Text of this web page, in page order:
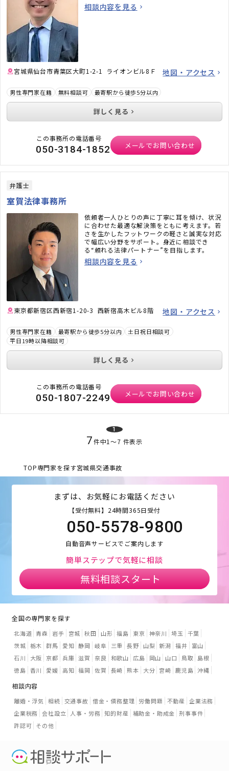
相談内容を見る
宮城県仙台市青葉区大町1-2-1 ライオンビル8Ｆ 地図・アクセス
男性専門家在籍 無料相談可 最寄駅から徒歩5分以内
詳しく見る
この事務所の電話番号
050-3184-1852 メールでお問い合わせ
弁護士
室賀法律事務所
依頼者一人ひとりの声に丁寧に耳を傾け、状況
に合わせた最適な解決策をともに考えます。若
さを生かしたフットワークの軽さと誠実な対応
で幅広い分野をサポート。身近に相談でき
る“頼れる法律パートナー”を目指します。
相談内容を見る
東京都新宿区西新宿1-20-3 西新宿高木ビル8階 地図・アクセス
男性専門家在籍 最寄駅から徒歩5分以内
土日祝日相談可
平日19時以降相談可
詳しく見る
この事務所の電話番号
050-1807-2249 メールでお問い合わせ
1
7件中1〜7 件表示
TOP専門家を探す宮城県交通事故
まずは、お気軽にお電話ください
【受付無料】24時間365日受付
050-5578-9800
自動音声サービスでご案内します
簡単ステップで気軽に相談
無料相談スタート
全国の専門家を探す
北海道 青森 岩手 宮城 秋田 山形 福島 東京 神奈川 埼玉
千葉
茨城 栃木 群馬 愛知 静岡 岐阜 三重 長野 山梨 新潟 福井
富山
石川
大阪 京都 兵庫 滋賀 奈良 和歌山 広島 岡山 山口 鳥取
島根
徳島 香川 愛媛 高知 福岡 佐賀 長崎 熊本 大分 宮崎 鹿児島 沖縄
相談内容
離婚・浮気 相続 交通事故 借金・債務整理 労働問題 不動産 企業法務
企業税務 会社設立 人事・労務 知的財産 補助金・助成金 刑事事件
許認可 その他